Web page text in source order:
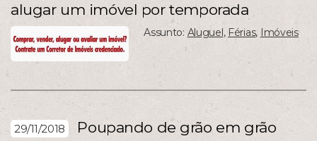
alugar um imóvel por temporada
Assunto: Aluguel, Férias, Imóveis
29/11/2018 Poupando de grão em grão